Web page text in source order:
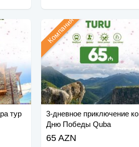
тур
3-дневное приключение ко
Дню Победы Quba
Компания
65 AZN